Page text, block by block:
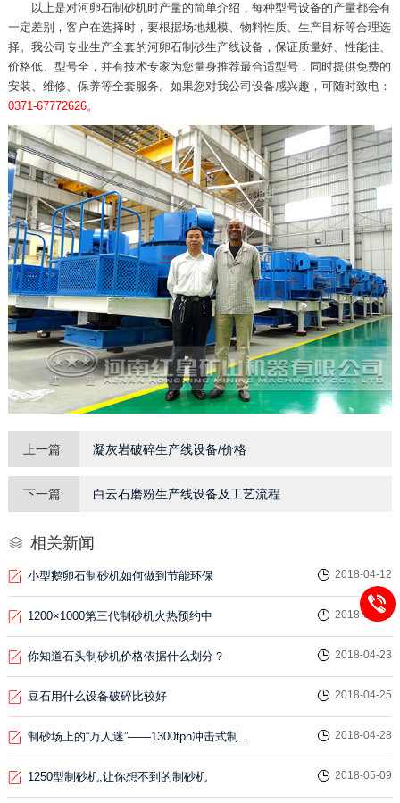
以上是对河卵石制砂机时产量的简单介绍，每种型号设备的产量都会有
一定差别，客户在选择时，要根据场地规模、物料性质、生产目标等合理选
择。我公司专业生产全套的河卵石制砂生产线设备，保证质量好、性能佳、
价格低、型号全，并有技术专家为您量身推荐最合适型号，同时提供免费的
安装、维修、保养等全套服务。如果您对我公司设备感兴趣，可随时致电：
0371-67772626。
上一篇 凝灰岩破碎生产线设备/价格
下一篇 白云石磨粉生产线设备及工艺流程
相关新闻
小型鹅卵石制砂机如何做到节能环保 2018-04-12
1200×1000第三代制砂机火热预约中 2018-04-18
你知道石头制砂机价格依据什么划分？ 2018-04-23
豆石用什么设备破碎比较好 2018-04-25
2018-04-28
1250型制砂机,让你想不到的制砂机 2018-05-09